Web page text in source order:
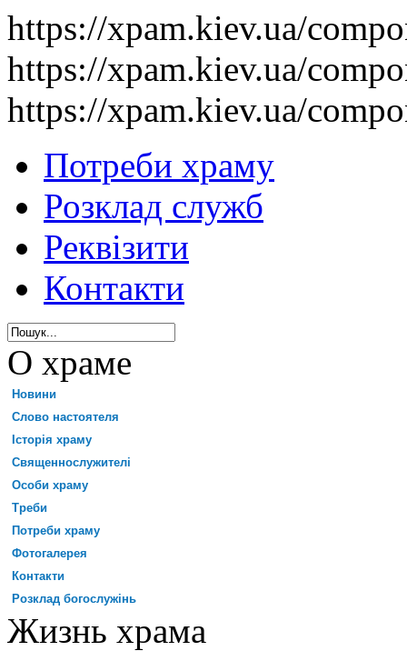
https://xpam.kiev.ua/
https://xpam.kiev.ua/
https://xpam.kiev.ua/
Потреби храму
Розклад служб
Реквізити
Контакти
О храме
Новини
Слово настоятеля
Історія храму
Священнослужителі
Особи храму
Треби
Потреби храму
Фотогалерея
Контакти
Розклад богослужінь
Жизнь храма